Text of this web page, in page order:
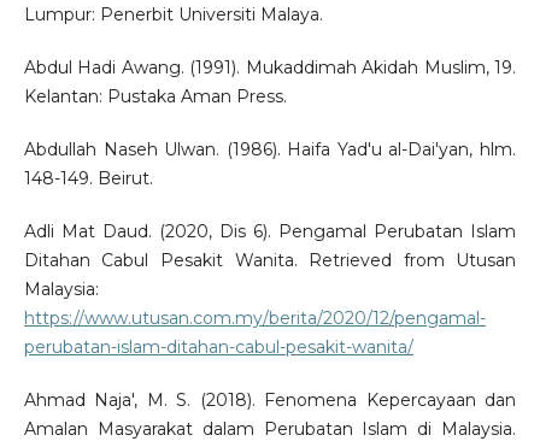
Lumpur: Penerbit Universiti Malaya.
Abdul Hadi Awang. (1991). Mukaddimah Akidah Muslim, 19.
Kelantan: Pustaka Aman Press.
Abdullah Naseh Ulwan. (1986). Haifa Yad'u al-Dai'yan, hlm.
148-149. Beirut.
Adli Mat Daud. (2020, Dis 6). Pengamal Perubatan Islam
Ditahan Cabul Pesakit Wanita. Retrieved from Utusan
Malaysia:
https://www.utusan.com.my/berita/2020/12/pengamal-
perubatan-islam-ditahan-cabul-pesakit-wanita/
Ahmad Naja', M. S. (2018). Fenomena Kepercayaan dan
Amalan Masyarakat dalam Perubatan Islam di Malaysia.